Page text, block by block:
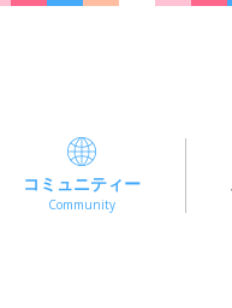
コミュニティー
Community